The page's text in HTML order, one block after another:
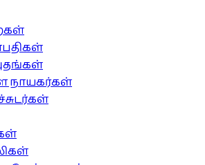
நாயகர்கள்